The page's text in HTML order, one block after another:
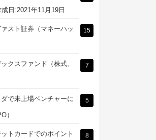
日:2021年11月19日
スト証券（マネーハッ 15
クスファンド（株式、 7
で未上場ベンチャーに
）
5
トカードでのポイント 8